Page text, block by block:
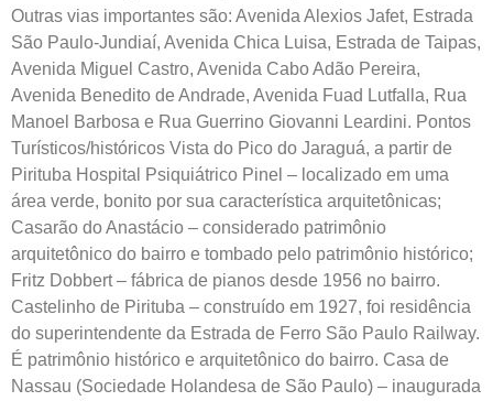
Outras vias importantes são: Avenida Alexios Jafet, Estrada
São Paulo-Jundiaí, Avenida Chica Luisa, Estrada de Taipas,
Avenida Miguel Castro, Avenida Cabo Adão Pereira,
Avenida Benedito de Andrade, Avenida Fuad Lutfalla, Rua
Manoel Barbosa e Rua Guerrino Giovanni Leardini. Pontos
Turísticos/históricos Vista do Pico do Jaraguá, a partir de
Pirituba Hospital Psiquiátrico Pinel – localizado em uma
área verde, bonito por sua característica arquitetônicas;
Casarão do Anastácio – considerado patrimônio
arquitetônico do bairro e tombado pelo patrimônio histórico;
Fritz Dobbert – fábrica de pianos desde 1956 no bairro.
Castelinho de Pirituba – construído em 1927, foi residência
do superintendente da Estrada de Ferro São Paulo Railway.
É patrimônio histórico e arquitetônico do bairro. Casa de
Nassau (Sociedade Holandesa de São Paulo) – inaugurada